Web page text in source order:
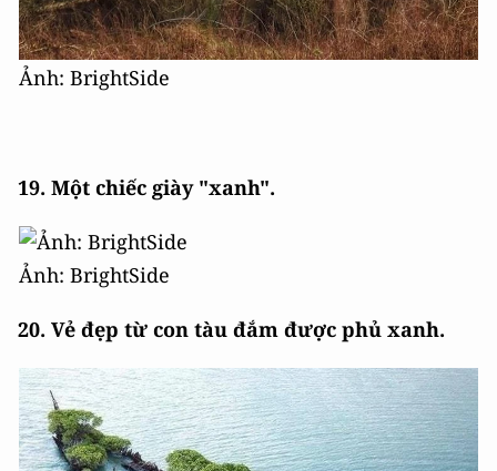
Ảnh: BrightSide
19. Một chiếc giày "xanh".
Ảnh: BrightSide
20. Vẻ đẹp từ con tàu đắm được phủ xanh.